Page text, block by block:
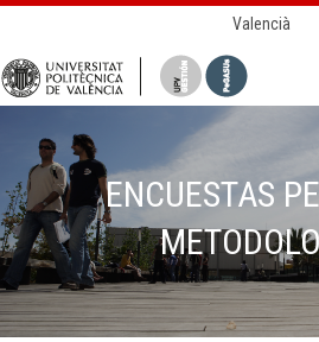
Valencià
ENCUESTAS